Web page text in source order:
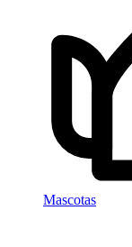
Mascotas